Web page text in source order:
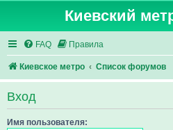
Киевский
FAQ Правила
Киевское метро Список форумов
Вход
Имя пользователя: